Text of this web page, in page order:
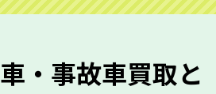
容は以下の通りとなります。
・事故車買取と